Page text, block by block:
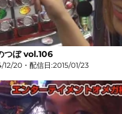
つぼ vol.106
12/20・配信日:2015/01/23